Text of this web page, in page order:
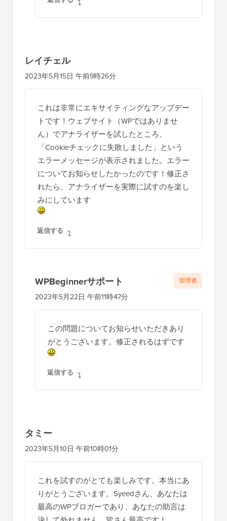
レイチェル
2023年5月15日 午前9時26分
これは非常にエキサイティングなアップデー
トです！ウェブサイト（WPではありませ
ん）でアナライザーを試したところ、
「Cookieチェックに失敗しました」という
エラーメッセージが表示されました。エラー
についてお知らせしたかったのです！修正さ
れたら、アナライザーを実際に試すのを楽し
みにしています
返信する
WPBeginnerサポート
2023年5月22日 午前11時47分
この問題についてお知らせいただきあり
がとうございます。修正されるはずです
返信する
管理者
タミー
2023年5月10日 午前10時01分
これを試すのがとても楽しみです。本当にあ
りがとうございます。Syeedさん、あなたは
最高のWPブロガーであり、あなたの助言は